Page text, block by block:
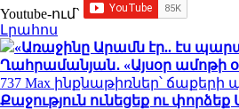
Youtube-ում`
Լրահոս
«Առաջինը Արամն էր.. էս
Ղահրամանյան․ «Այսօր ամոթի
737 Max ինքնաթիռներ՝
Քաջություն ունեցեք ու